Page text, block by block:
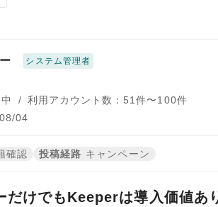
システム管理者
/ 利用アカウント数：51件〜100件
04
確認 投稿経路 キャンペーン
だけでもKeeperは導入価値あ